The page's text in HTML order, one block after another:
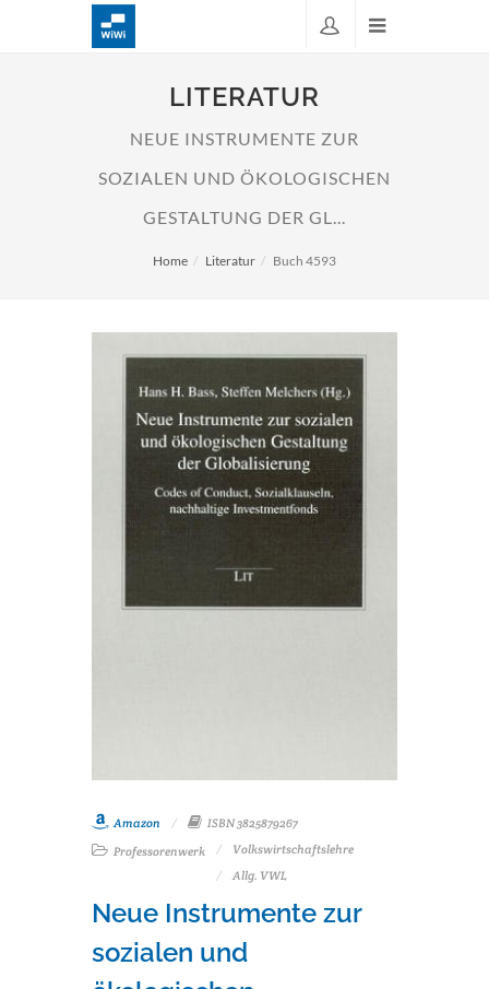
LITERATUR
NEUE INSTRUMENTE ZUR
SOZIALEN UND ÖKOLOGISCHEN
GESTALTUNG DER GL...
Home Literatur Buch 4593
Amazon
ISBN 3825879267
Professorenwerk
Volkswirtschaftslehre
Allg. VWL
Neue Instrumente zur
sozialen und